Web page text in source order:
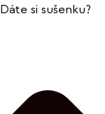
Dáte si sušenku?